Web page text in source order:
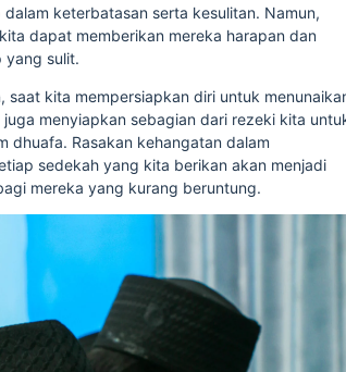
keterbatasan serta kesulitan. Namun,
dapat memberikan mereka harapan dan
yang sulit.
saat kita mempersiapkan diri untuk
juga menyiapkan sebagian dari rezeki kita
dhuafa. Rasakan kehangatan dalam
sedekah yang kita berikan akan menjadi
mereka yang kurang beruntung.